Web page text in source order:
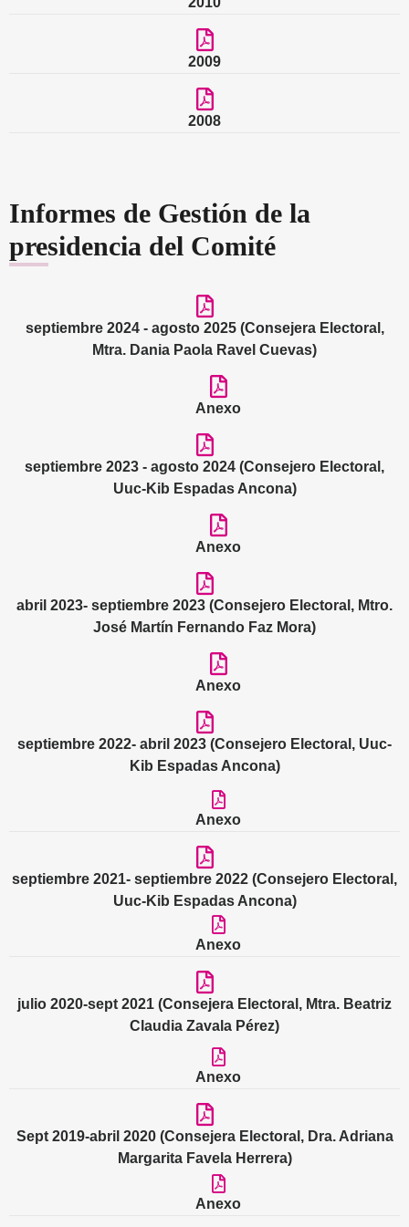
2009
2008
Informes de Gestión de la
presidencia del Comité
septiembre 2024 - agosto 2025 (Consejera Electoral,
Mtra. Dania Paola Ravel Cuevas)
Anexo
septiembre 2023 - agosto 2024 (Consejero Electoral,
Uuc-Kib Espadas Ancona)
Anexo
abril 2023- septiembre 2023 (Consejero Electoral, Mtro.
José Martín Fernando Faz Mora)
Anexo
septiembre 2022- abril 2023 (Consejero Electoral, Uuc-
Kib Espadas Ancona)
Anexo
septiembre 2021- septiembre 2022 (Consejero Electoral,
Uuc-Kib Espadas Ancona)
Anexo
julio 2020-sept 2021 (Consejera Electoral, Mtra. Beatriz
Claudia Zavala Pérez)
Anexo
Sept 2019-abril 2020 (Consejera Electoral, Dra. Adriana
Margarita Favela Herrera)
Anexo